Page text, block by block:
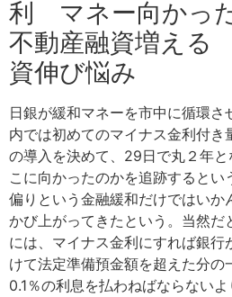
利 マネー向かった
不動産融資増える
資伸び悩み
日銀が緩和マネーを市中に循環さ
内では初めてのマイナス金利付き
の導入を決めて、29日で丸２年
こに向かったのかを追跡すると
偏りという金融緩和だけではいか
かび上がってきたという。当然だ
には、マイナス金利にすれば銀行
けて法定準備預金額を超えた分の
0.1％の利息を払わねばならない